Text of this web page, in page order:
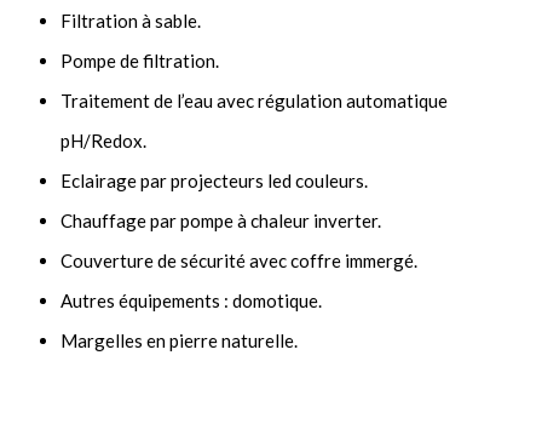
Filtration à sable.
Pompe de filtration.
Traitement de l’eau avec régulation automatique
pH/Redox.
Eclairage par projecteurs led couleurs.
Chauffage par pompe à chaleur inverter.
Couverture de sécurité avec coffre immergé.
Autres équipements : domotique.
Margelles en pierre naturelle.